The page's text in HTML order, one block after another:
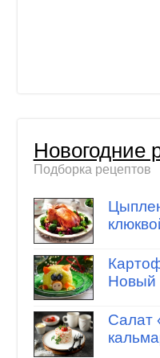
Новогодние
Подборка рецептов
Новый
Салат